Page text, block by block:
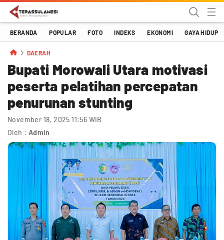
Terassulawesi
Kabar Menginspirasi
BERANDA POPULAR FOTO INDEKS EKONOMI GAYA HIDUP
DAERAH
Bupati Morowali Utara motivasi
peserta pelatihan percepatan
penurunan stunting
November 18, 2025 11:56 WIB
Oleh : Admin